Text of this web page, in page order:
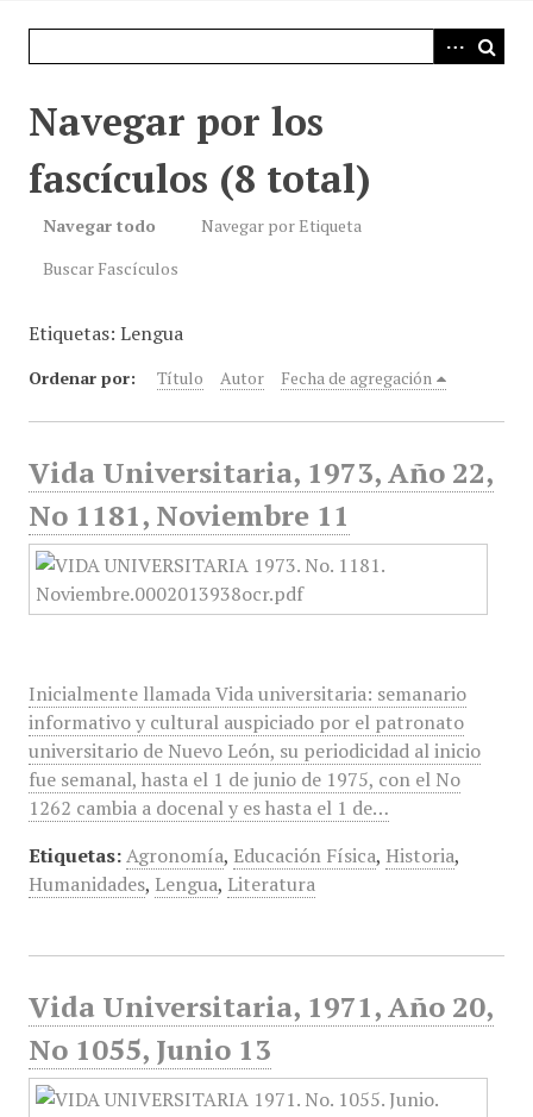
Navegar por los
fascículos (8 total)
Navegar todo
Navegar por Etiqueta
Buscar Fascículos
Etiquetas: Lengua
Ordenar por: Título Autor Fecha de agregación
Vida Universitaria, 1973, Año 22,
No 1181, Noviembre 11
Inicialmente llamada Vida universitaria: semanario
informativo y cultural auspiciado por el patronato
universitario de Nuevo León, su periodicidad al inicio
fue semanal, hasta el 1 de junio de 1975, con el No
1262 cambia a docenal y es hasta el 1 de…
Etiquetas: Agronomía, Educación Física, Historia,
Humanidades, Lengua, Literatura
Vida Universitaria, 1971, Año 20,
No 1055, Junio 13